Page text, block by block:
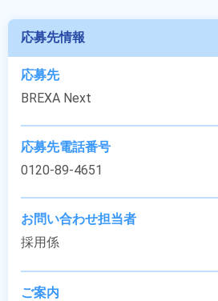
応募先情報
応募先
BREXA Next
応募先電話番号
0120-89-4651
お問い合わせ担当者
採用係
ご案内